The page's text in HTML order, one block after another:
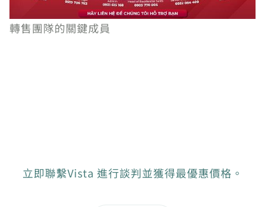
轉售團隊的關鍵成員
立即聯繫Vista 進行談判並獲得最優惠價格。